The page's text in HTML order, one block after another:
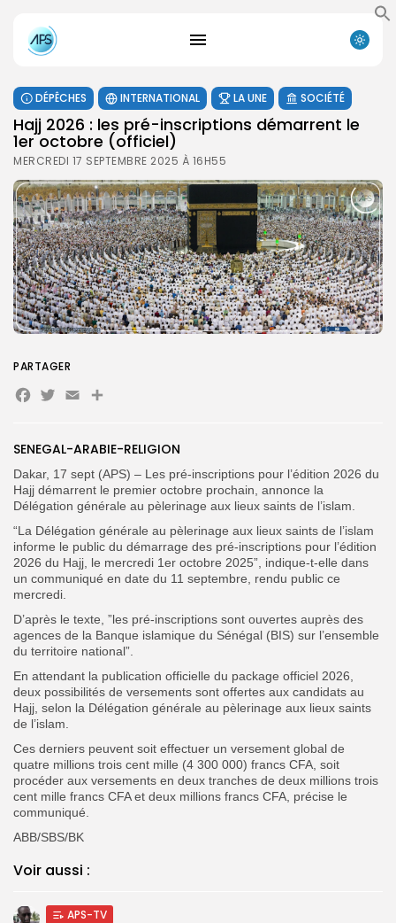
for:
FR
DÉPÊCHES INTERNATIONAL LA UNE SOCIÉTÉ
Hajj 2026 : les pré-inscriptions démarrent le
1er octobre (officiel)
MERCREDI 17 SEPTEMBRE 2025 À 16H55
SENEGAL-ARABIE-RELIGION
Dakar, 17 sept (APS) – Les pré-inscriptions pour l’édition 2026 du
Hajj démarrent le premier octobre prochain, annonce la
Délégation générale au pèlerinage aux lieux saints de l’islam.
“La Délégation générale au pèlerinage aux lieux saints de l’islam
informe le public du démarrage des pré-inscriptions pour l’édition
2026 du Hajj, le mercredi 1er octobre 2025”, indique-t-elle dans
un communiqué en date du 11 septembre, rendu public ce
mercredi.
D’après le texte, ”les pré-inscriptions sont ouvertes auprès des
agences de la Banque islamique du Sénégal (BIS) sur l’ensemble
du territoire national”.
En attendant la publication officielle du package officiel 2026,
deux possibilités de versements sont offertes aux candidats au
Hajj, selon la Délégation générale au pèlerinage aux lieux saints
de l’islam.
Ces derniers peuvent soit effectuer un versement global de
quatre millions trois cent mille (4 300 000) francs CFA, soit
procéder aux versements en deux tranches de deux millions trois
cent mille francs CFA et deux millions francs CFA, précise le
communiqué.
ABB/SBS/BK
Voir aussi :
APS-TV
PARTAGER
Facebook
Twitter
EmailPartager